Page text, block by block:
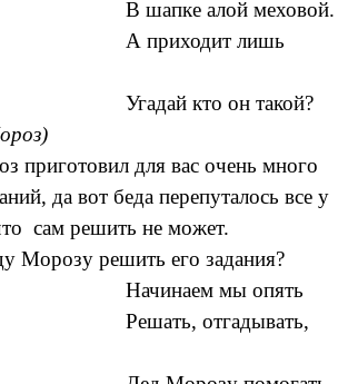
В шапке алой меховой.
А приходит лишь
Угадай кто он такой?
приготовил для вас очень много
да вот беда перепуталось все у
сам решить не может.
решить его задания?
Начинаем мы опять
Решать, отгадывать,